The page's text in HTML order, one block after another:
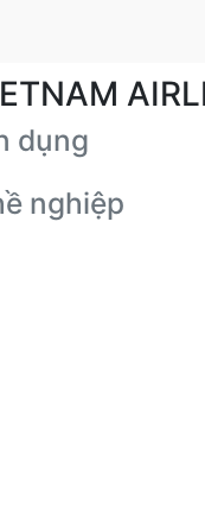
dụng
nghiệp